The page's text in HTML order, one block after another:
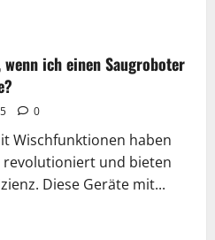
ich einen Saugroboter
0
Wischfunktionen haben
und bieten
Diese Geräte mit...